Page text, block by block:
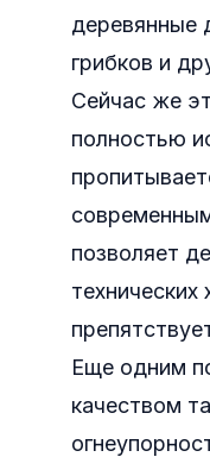
деревянные
грибков и
Сейчас же
полностью
позволяет
технических
Еще одним
качеством